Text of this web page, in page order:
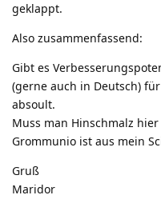
geklappt.
Also zusammenfassend:
Gibt es
(gerne auch in Deutsch)
absoult.
Muss man Hinschmalz
Grommunio ist aus mein
Gruß
Maridor